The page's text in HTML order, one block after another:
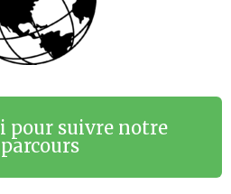
pour suivre notre
parcours